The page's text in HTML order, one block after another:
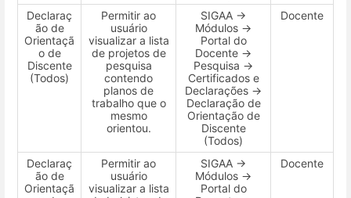
Declaraç
ão de
Orientaçã
o de
Discente
(Todos)
Permitir ao
usuário
visualizar a lista
de projetos de
pesquisa
contendo
planos de
trabalho que o
mesmo
orientou.
SIGAA →
Módulos →
Portal do
Docente →
Pesquisa →
Certificados e
Declarações →
Declaração de
Orientação de
Discente
(Todos)
Docente
Declaraç
ão de
Orientaçã
Permitir ao
usuário
visualizar a lista
SIGAA →
Módulos →
Portal do
Docente